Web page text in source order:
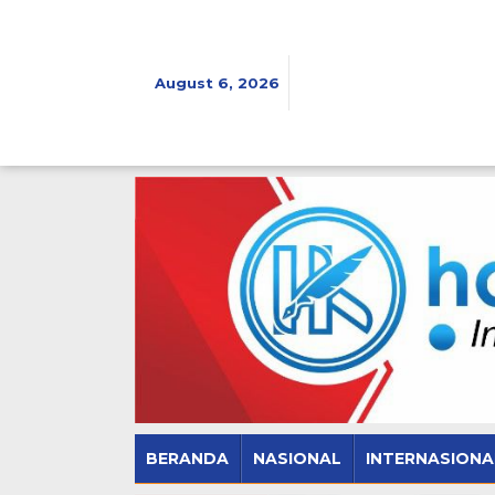
August 6, 2026
BERANDA NASIONAL